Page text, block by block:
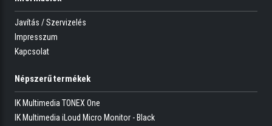
Javítás / Szervizelés
Impresszum
Kapcsolat
Népszerű termékek
IK Multimedia TONEX One
IK Multimedia iLoud Micro Monitor - Black